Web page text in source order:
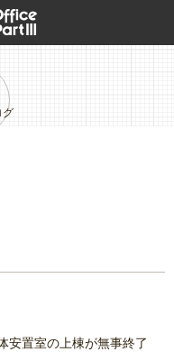
グ
安置室の上棟が無事終了